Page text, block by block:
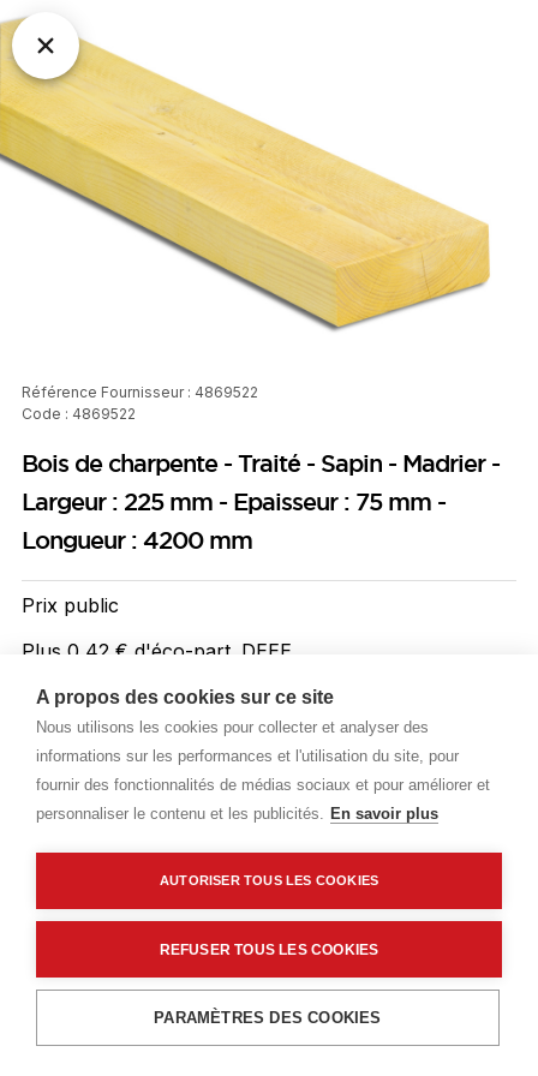
A propos des cookies sur ce site
Nous utilisons les cookies pour collecter et analyser des
informations sur les performances et l'utilisation du site, pour
fournir des fonctionnalités de médias sociaux et pour améliorer et
personnaliser le contenu et les publicités. En savoir plus
AUTORISER TOUS LES COOKIES
REFUSER TOUS LES COOKIES
PARAMÈTRES DES COOKIES
Référence Fournisseur : 4869522
Code : 4869522
Bois de charpente - Traité - Sapin - Madrier -
Largeur : 225 mm - Epaisseur : 75 mm -
Longueur : 4200 mm
Prix public
Plus 0,42 € d'éco-part. DEEE
13,72 €TTC/ML
Livraisons & enlèvement
Caractéristiques techniques
Ajouter au panier